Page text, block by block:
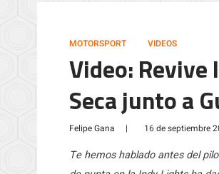
MOTORSPORT VIDEOS
Video: Revive
Seca junto a
Felipe Gana | 16 de septiembre
Te hemos hablado antes del